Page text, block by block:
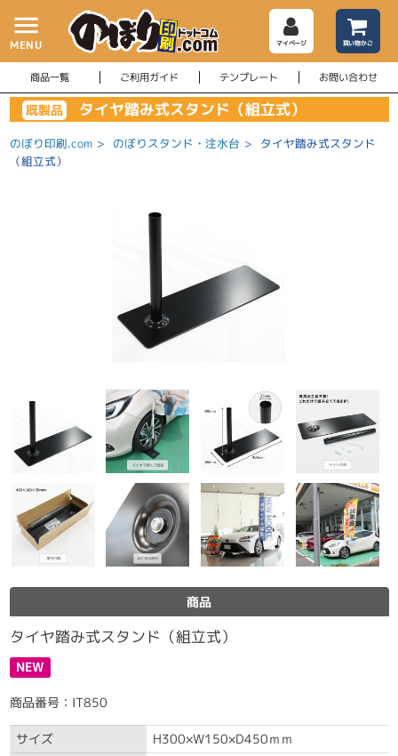
menu
MENU マイページ 買い物かご
商品一覧 ご利用ガイド テンプレート お問い合わせ
既製品 タイヤ踏み式スタンド（組立式）
のぼり印刷.com > のぼりスタンド・注水台 >
タイヤ踏み式スタンド
（組立式）
商品
タイヤ踏み式スタンド（組立式）
NEW
商品番号：IT850
サイズ
H300×W150×D450ｍｍ